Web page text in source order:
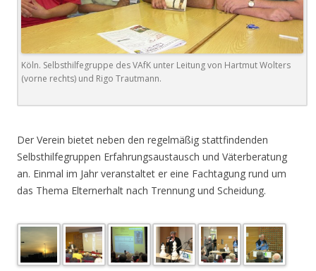
Köln. Selbsthilfegruppe des VAfK unter Leitung von Hartmut Wolters
(vorne rechts) und Rigo Trautmann.
Der Verein bietet neben den regelmäßig stattfindenden
Selbsthilfegruppen Erfahrungsaustausch und Väterberatung
an. Einmal im Jahr veranstaltet er eine Fachtagung rund um
das Thema Elternerhalt nach Trennung und Scheidung.